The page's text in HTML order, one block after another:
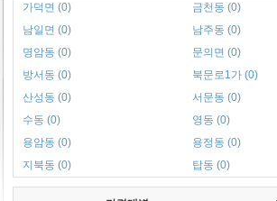
가덕면 (0) 금천동 (0)
남일면 (0)
남주동 (0)
명암동 (0)
문의면 (0)
방서동 (0)
북문로1가 (0)
산성동 (0)
서문동 (0)
수동 (0)
영동 (0)
용암동 (0)
용정동 (0)
지북동 (0)
탑동 (0)